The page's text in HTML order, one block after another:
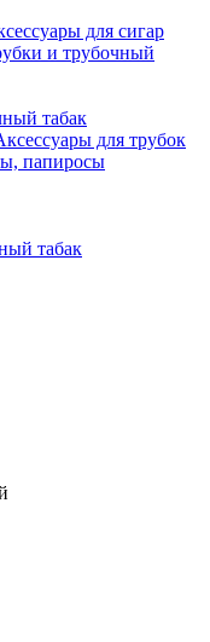
для сигар
и трубочный
табак
для трубок
папиросы
табак